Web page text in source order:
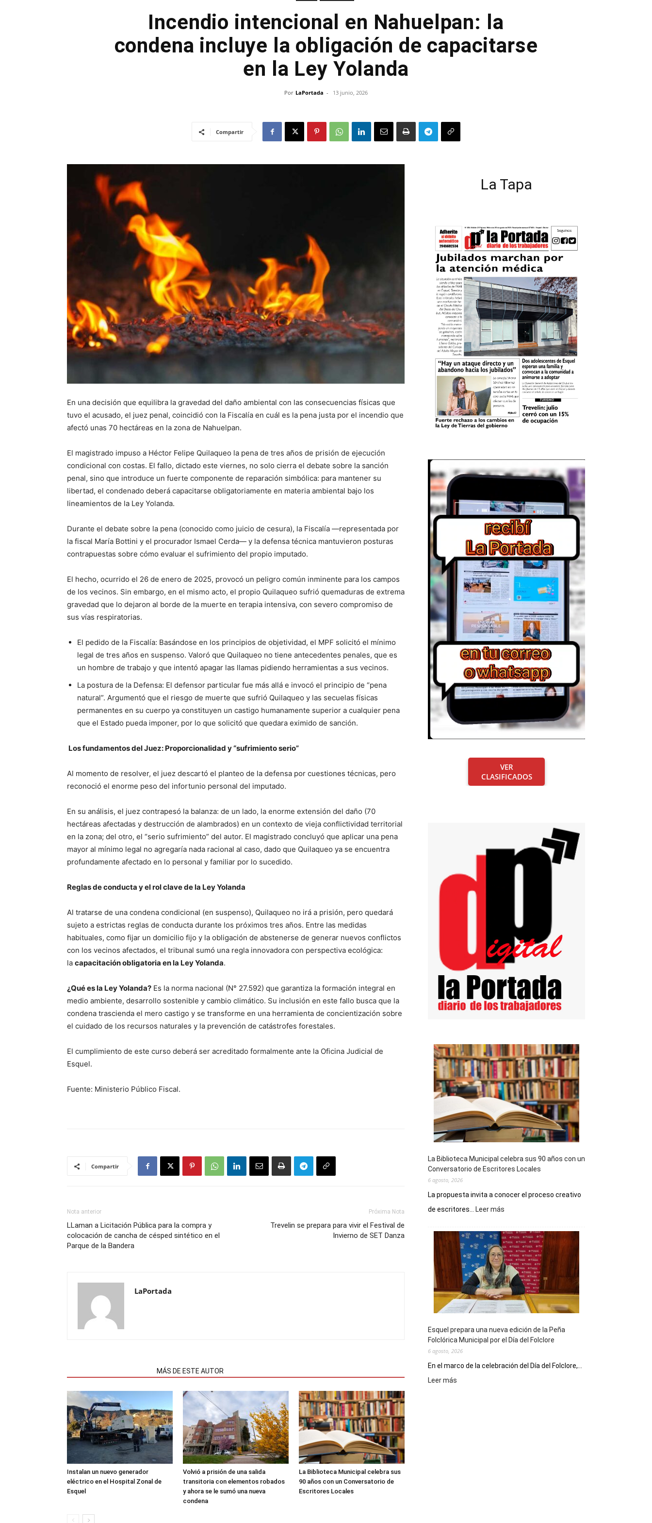
Incendio intencional en Nahuelpan: la
condena incluye la obligación de capacitarse
en la Ley Yolanda
Por LaPortada - 13 junio, 2026
Compartir
En una decisión que equilibra la gravedad del daño ambiental con las consecuencias físicas que
tuvo el acusado, el juez penal, coincidió con la Fiscalía en cuál es la pena justa por el incendio que
afectó unas 70 hectáreas en la zona de Nahuelpan.
El magistrado impuso a Héctor Felipe Quilaqueo la pena de tres años de prisión de ejecución
condicional con costas. El fallo, dictado este viernes, no solo cierra el debate sobre la sanción
penal, sino que introduce un fuerte componente de reparación simbólica: para mantener su
libertad, el condenado deberá capacitarse obligatoriamente en materia ambiental bajo los
lineamientos de la Ley Yolanda.
Durante el debate sobre la pena (conocido como juicio de cesura), la Fiscalía —representada por
la fiscal María Bottini y el procurador Ismael Cerda— y la defensa técnica mantuvieron posturas
contrapuestas sobre cómo evaluar el sufrimiento del propio imputado.
El hecho, ocurrido el 26 de enero de 2025, provocó un peligro común inminente para los campos
de los vecinos. Sin embargo, en el mismo acto, el propio Quilaqueo sufrió quemaduras de extrema
gravedad que lo dejaron al borde de la muerte en terapia intensiva, con severo compromiso de
sus vías respiratorias.
El pedido de la Fiscalía: Basándose en los principios de objetividad, el MPF solicitó el mínimo
legal de tres años en suspenso. Valoró que Quilaqueo no tiene antecedentes penales, que es
un hombre de trabajo y que intentó apagar las llamas pidiendo herramientas a sus vecinos.
La postura de la Defensa: El defensor particular fue más allá e invocó el principio de “pena
natural”. Argumentó que el riesgo de muerte que sufrió Quilaqueo y las secuelas físicas
permanentes en su cuerpo ya constituyen un castigo humanamente superior a cualquier pena
que el Estado pueda imponer, por lo que solicitó que quedara eximido de sanción.
Los fundamentos del Juez: Proporcionalidad y “sufrimiento serio”
Al momento de resolver, el juez descartó el planteo de la defensa por cuestiones técnicas, pero
reconoció el enorme peso del infortunio personal del imputado.
En su análisis, el juez contrapesó la balanza: de un lado, la enorme extensión del daño (70
hectáreas afectadas y destrucción de alambrados) en un contexto de vieja conflictividad territorial
en la zona; del otro, el “serio sufrimiento” del autor. El magistrado concluyó que aplicar una pena
mayor al mínimo legal no agregaría nada racional al caso, dado que Quilaqueo ya se encuentra
profundamente afectado en lo personal y familiar por lo sucedido.
Reglas de conducta y el rol clave de la Ley Yolanda
Al tratarse de una condena condicional (en suspenso), Quilaqueo no irá a prisión, pero quedará
sujeto a estrictas reglas de conducta durante los próximos tres años. Entre las medidas
habituales, como fijar un domicilio fijo y la obligación de abstenerse de generar nuevos conflictos
con los vecinos afectados, el tribunal sumó una regla innovadora con perspectiva ecológica:
la capacitación obligatoria en la Ley Yolanda.
¿Qué es la Ley Yolanda? Es la norma nacional (N° 27.592) que garantiza la formación integral en
medio ambiente, desarrollo sostenible y cambio climático. Su inclusión en este fallo busca que la
condena trascienda el mero castigo y se transforme en una herramienta de concientización sobre
el cuidado de los recursos naturales y la prevención de catástrofes forestales.
El cumplimiento de este curso deberá ser acreditado formalmente ante la Oficina Judicial de
Esquel.
Fuente: Ministerio Público Fiscal.
Compartir
Nota anterior
LLaman a Licitación Pública para la compra y
colocación de cancha de césped sintético en el
Parque de la Bandera
Próxima Nota
Trevelin se prepara para vivir el Festival de
Invierno de SET Danza
LaPortada
MÁS DE ESTE AUTOR
Instalan un nuevo generador
eléctrico en el Hospital Zonal de
Esquel
Volvió a prisión de una salida
transitoria con elementos robados
y ahora se le sumó una nueva
condena
La Biblioteca Municipal celebra sus
90 años con un Conversatorio de
Escritores Locales
La Tapa
VER
CLASIFICADOS
La Biblioteca Municipal celebra sus 90 años con un
Conversatorio de Escritores Locales
6 agosto, 2026
La propuesta invita a conocer el proceso creativo
de escritores...
Leer más
Municipal
celebra
sus
90
años
con
un
Conversatorio
Escritores
Locales
Esquel prepara una nueva edición de la Peña
Folclórica Municipal por el Día del Folclore
6 agosto, 2026
En el marco de la celebración del Día del Folclore,...
Leer más